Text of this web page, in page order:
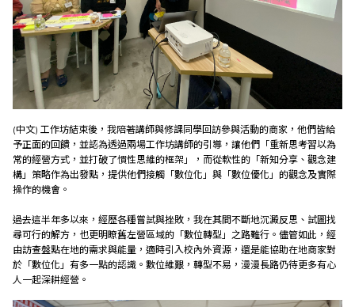
(中文) 工作坊結束後，我陪著講師與修課同學回訪參與活動的商家，他們皆給
予正面的回饋，並認為透過兩場工作坊講師的引導，讓他們「重新思考習以為
常的經營方式，並打破了慣性思維的框架」，而從軟性的「新知分享、觀念建
構」策略作為出發點，提供他們接觸「數位化」與「數位優化」的觀念及實際
操作的機會。
過去這半年多以來，經歷各種嘗試與挫敗，我在其間不斷地沉澱反思、試圖找
尋可行的解方，也更明瞭舊左營區域的「數位轉型」之路難行。儘管如此，經
由訪查盤點在地的需求與能量，適時引入校內外資源，還是能協助在地商家對
於「數位化」有多一點的認識。數位維艱，轉型不易，漫漫長路仍待更多有心
人一起深耕經營。